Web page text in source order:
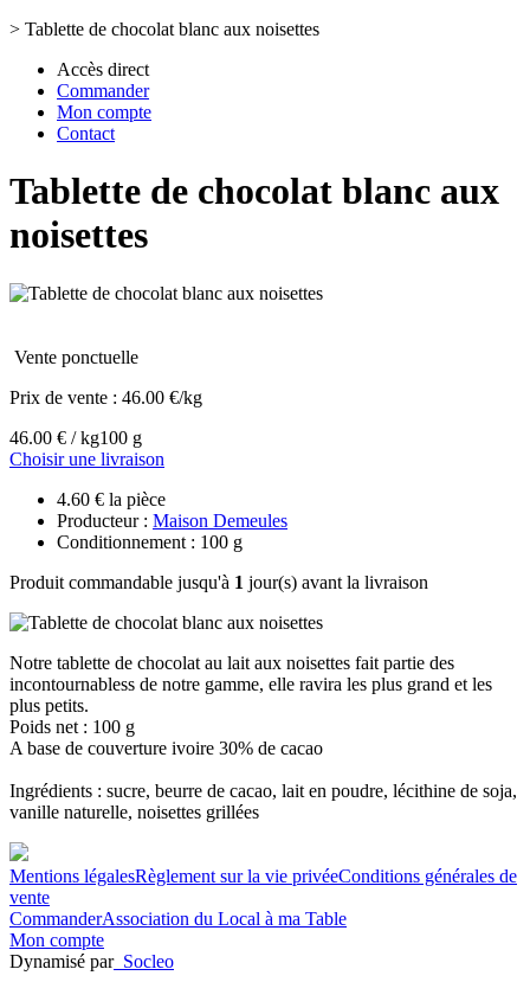
> Tablette de chocolat blanc aux noisettes
Accès direct
Commander
Mon compte
Contact
Tablette de chocolat blanc aux
noisettes
Vente ponctuelle
Prix de vente : 46.00 €/kg
46.00 € / kg100 g
Choisir une livraison
4.60 € la pièce
Producteur : Maison Demeules
Conditionnement : 100 g
Produit commandable jusqu'à 1 jour(s) avant la livraison
Notre tablette de chocolat au lait aux noisettes fait partie des
incontournabless de notre gamme, elle ravira les plus grand et les
plus petits.
Poids net : 100 g
A base de couverture ivoire 30% de cacao
Ingrédients : sucre, beurre de cacao, lait en poudre, lécithine de soja,
vanille naturelle, noisettes grillées
Mentions légalesRèglement sur la vie privéeConditions générales de
vente
CommanderAssociation du Local à ma Table
Mon compte
Dynamisé par Socleo